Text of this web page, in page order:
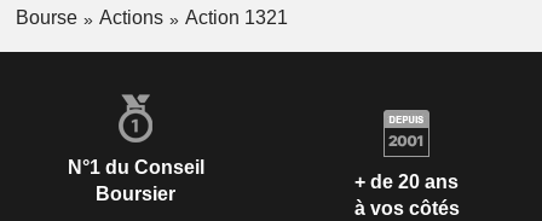
Bourse Actions Action 1321
N°1 du Conseil
Boursier
+ de 20 ans
à vos côtés